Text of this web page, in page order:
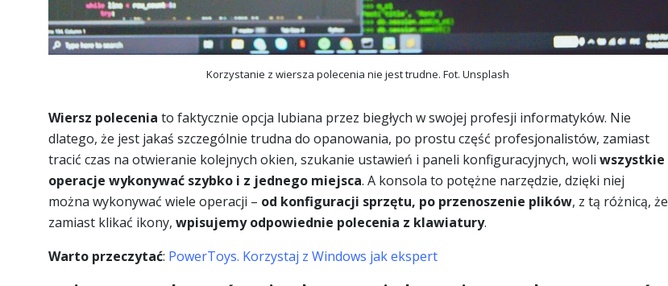
Korzystanie z wiersza polecenia nie jest trudne. Fot. Unsplash
Wiersz polecenia to faktycznie opcja lubiana przez biegłych w swojej profesji informatyków. Nie
dlatego, że jest jakaś szczególnie trudna do opanowania, po prostu część profesjonalistów, zamiast
tracić czas na otwieranie kolejnych okien, szukanie ustawień i paneli konfiguracyjnych, woli wszystkie
operacje wykonywać szybko i z jednego miejsca. A konsola to potężne narzędzie, dzięki niej
można wykonywać wiele operacji – od konfiguracji sprzętu, po przenoszenie plików, z tą różnicą, że
zamiast klikać ikony, wpisujemy odpowiednie polecenia z klawiatury.
Warto przeczytać: PowerToys. Korzystaj z Windows jak ekspert